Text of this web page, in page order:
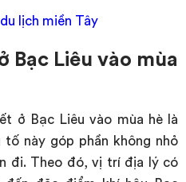
lịch miền Tây
Bạc Liêu vào mùa
ở Bạc Liêu vào mùa hè là
này góp phần không nhỏ
đi. Theo đó, vị trí địa lý có